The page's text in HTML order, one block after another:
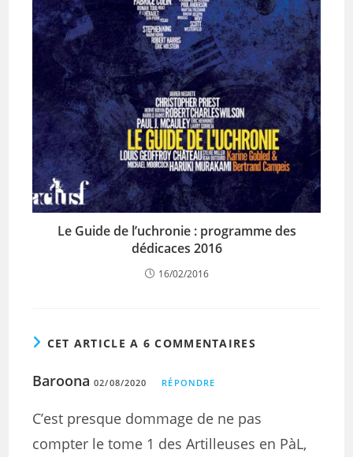
Le Guide de l’uchronie : programme des
dédicaces 2016
16/02/2016
CET ARTICLE A 6 COMMENTAIRES
Baroona 02/08/2020 RÉPONDRE
C’est presque dommage de ne pas
compter le tome 1 des Artilleuses en PàL,